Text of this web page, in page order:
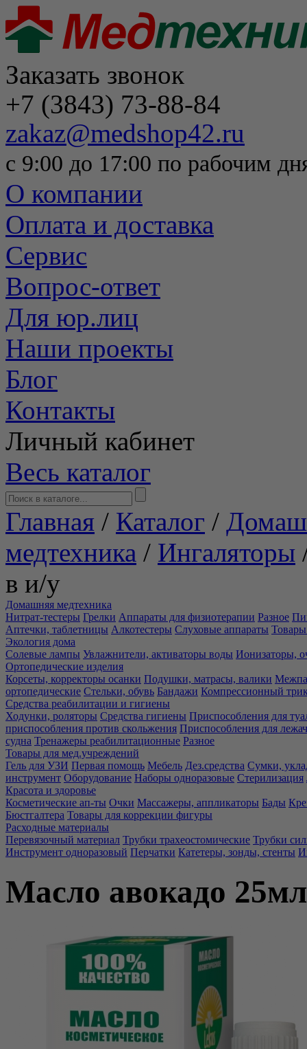
Заказать звонок
+7 (3843) 73-88-84
zakaz@medshop42.ru
с 9:00 до 17:00 по рабочим
О компании
Оплата и доставка
Сервис
Вопрос-ответ
Для юр.лиц
Наши проекты
Блог
Контакты
Личный кабинет
Весь каталог
Главная / Каталог /
медтехника / Ингаляторы
в и/у
Домашняя медтехника
Нитрат-тестеры Грелки Аппараты для физиотерапии Разное
Аптечки, таблетницы Алкотестеры Слуховые аппараты Товары
Экология дома
Солевые лампы Увлажнители, активаторы воды Ионизаторы,
Ортопедические изделия
Корсеты, корректоры осанки Подушки, матрасы, валики
ортопедические Стельки, обувь Бандажи Компрессионный
Средства реабилитации и гигиены
Ходунки, роляторы Средства гигиены Приспособления для
приспособления против скольжения Приспособления для
судна Тренажеры реабилитационные Разное
Товары для мед.учреждений
Гель для УЗИ Первая помощь Мебель Дез.средства Сумки,
инструмент Оборудование Наборы одноразовые Стерилизация
Красота и здоровье
Косметические ап-ты Очки Массажеры, аппликаторы Бады
Бюстгалтера Товары для коррекции фигуры
Расходные материалы
Перевязочный материал Трубки трахеостомические Трубки
Инструмент одноразовый Перчатки Катетеры, зонды, стенты
Масло авокадо